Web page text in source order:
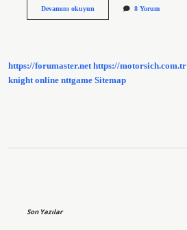
Devamını okuyunKoah
Lazım
8 Yorum
https://forumaster.net https://motorsich.com.tr
knight online nttgame Sitemap
Son Yazılar